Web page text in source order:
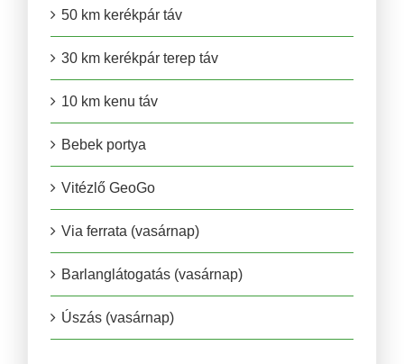
50 km kerékpár táv
30 km kerékpár terep táv
10 km kenu táv
Bebek portya
Vitézlő GeoGo
Via ferrata (vasárnap)
Barlanglátogatás (vasárnap)
Úszás (vasárnap)